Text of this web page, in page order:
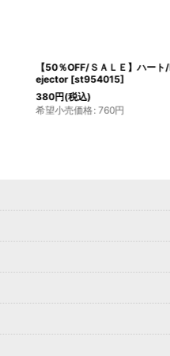
【50％OFF/ＳＡＬＥ】ハー
ejector [st954015]
380円(税込)
希望小売価格: 760円